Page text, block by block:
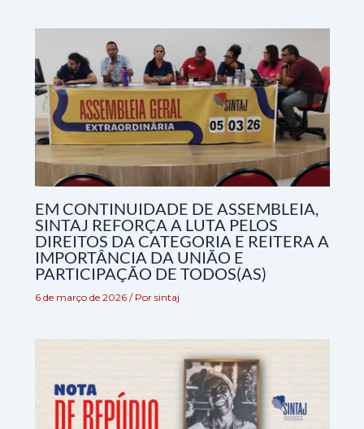
EM CONTINUIDADE DE ASSEMBLEIA,
SINTAJ REFORÇA A LUTA PELOS
DIREITOS DA CATEGORIA E REITERA A
IMPORTÂNCIA DA UNIÃO E
PARTICIPAÇÃO DE TODOS(AS)
6 de março de 2026 / Por sintaj